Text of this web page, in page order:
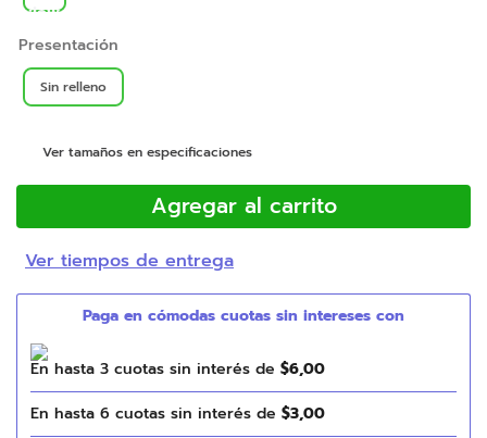
Presentación
Sin relleno
Ver tamaños en especificaciones
Agregar al carrito
Ver tiempos de entrega
En hasta 3 cuotas sin interés de $6,00
En hasta 6 cuotas sin interés de $3,00